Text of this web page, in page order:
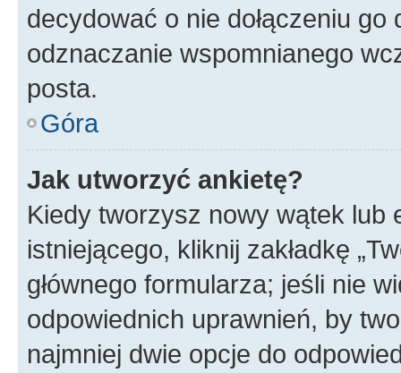
decydować o nie dołączeniu
odznaczanie wspomnianego
posta.
Góra
Jak utworzyć ankietę?
Kiedy tworzysz nowy wątek lub
istniejącego, kliknij zakładkę
głównego formularza; jeśli nie
odpowiednich uprawnień, by
najmniej dwie opcje do